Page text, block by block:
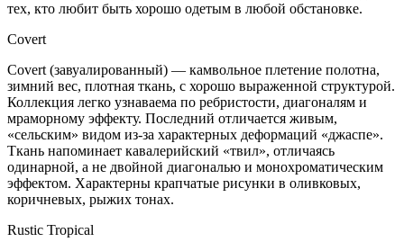
тех, кто любит быть хорошо одетым в любой обстановке.
Covert
Covert (завуалированный) — камвольное плетение полотна,
зимний вес, плотная ткань, с хорошо выраженной структурой.
Коллекция легко узнаваема по ребристости, диагоналям и
мраморному эффекту. Последний отличается живым,
«сельским» видом из-за характерных деформаций «джаспе».
Ткань напоминает кавалерийский «твил», отличаясь
одинарной, а не двойной диагональю и монохроматическим
эффектом. Характерны крапчатые рисунки в оливковых,
коричневых, рыжих тонах.
Rustic Tropical